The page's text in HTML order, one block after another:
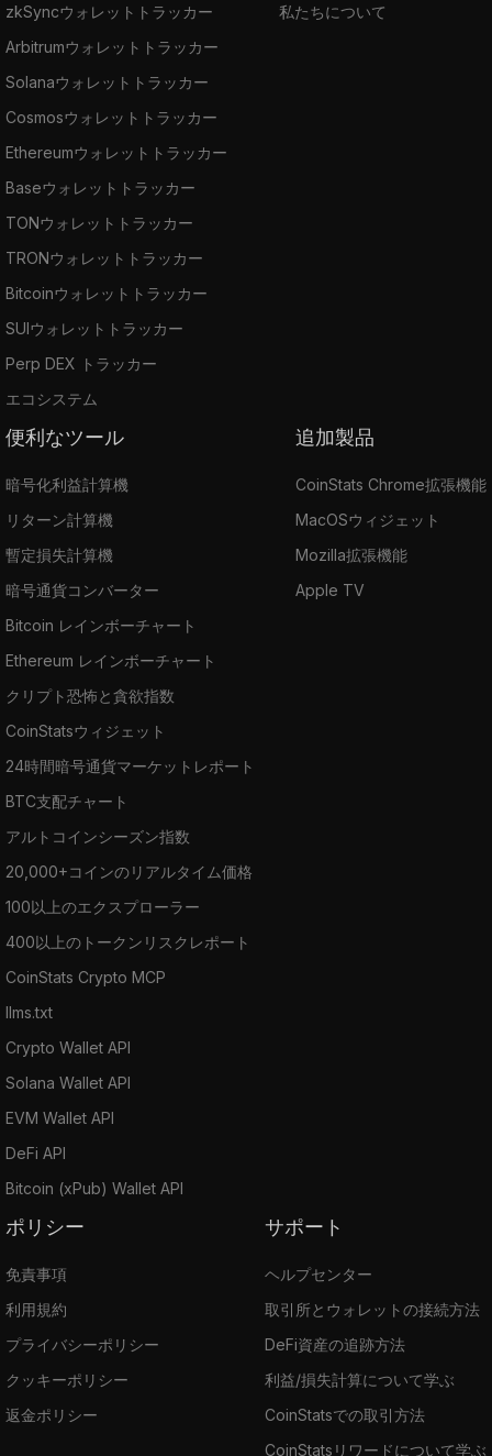
zkSyncウォレットトラッカー
Arbitrumウォレットトラッカー
Solanaウォレットトラッカー
Cosmosウォレットトラッカー
Ethereumウォレットトラッカー
Baseウォレットトラッカー
TONウォレットトラッカー
TRONウォレットトラッカー
Bitcoinウォレットトラッカー
SUIウォレットトラッカー
Perp DEX トラッカー
エコシステム
私たちについて
便利なツール
暗号化利益計算機
リターン計算機
暫定損失計算機
暗号通貨コンバーター
Bitcoin レインボーチャート
Ethereum レインボーチャート
クリプト恐怖と貪欲指数
CoinStatsウィジェット
24時間暗号通貨マーケットレポート
BTC支配チャート
アルトコインシーズン指数
20,000+コインのリアルタイム価格
100以上のエクスプローラー
400以上のトークンリスクレポート
CoinStats Crypto MCP
llms.txt
Crypto Wallet API
Solana Wallet API
EVM Wallet API
DeFi API
Bitcoin (xPub) Wallet API
追加製品
CoinStats Chrome拡張機能
MacOSウィジェット
Mozilla拡張機能
Apple TV
ポリシー
免責事項
利用規約
プライバシーポリシー
クッキーポリシー
返金ポリシー
サポート
ヘルプセンター
取引所とウォレットの接続方法
DeFi資産の追跡方法
利益/損失計算について学ぶ
CoinStatsでの取引方法
CoinStatsリワードについて学ぶ